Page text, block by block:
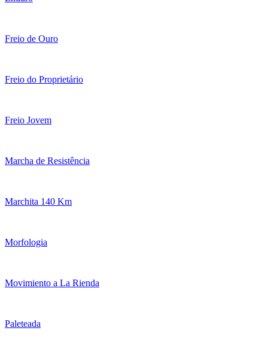
Freio de Ouro
Freio do Proprietário
Freio Jovem
Marcha de Resistência
Marchita 140 Km
Morfologia
Movimiento a La Rienda
Paleteada